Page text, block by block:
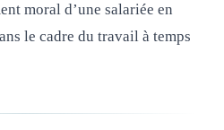
moral d’une salariée en
le cadre du travail à temps